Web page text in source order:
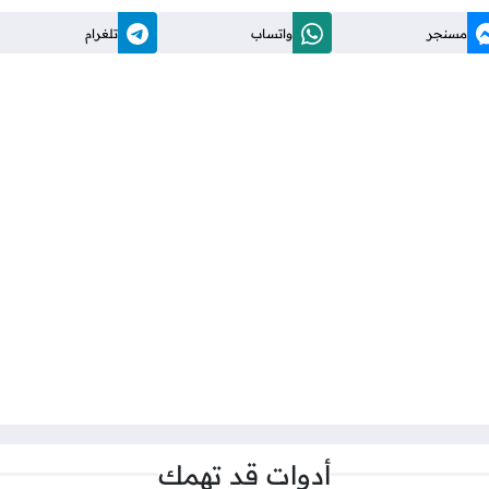
مسنجر واتساب تلغرام
أدوات قد تهمك